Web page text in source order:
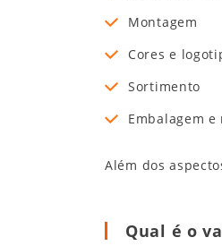
Montagem
Cores e
Sortimento
Embalagem e
Além dos
Qual é o